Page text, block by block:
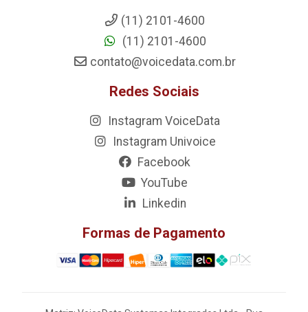
(11) 2101-4600
(11) 2101-4600
contato@voicedata.com.br
Redes Sociais
Instagram VoiceData
Instagram Univoice
Facebook
YouTube
Linkedin
Formas de Pagamento